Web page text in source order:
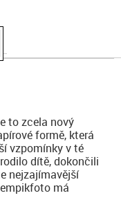
to zcela nový
formě, která
vzpomínky v té
dítě, dokončili
nejzajímavější
má